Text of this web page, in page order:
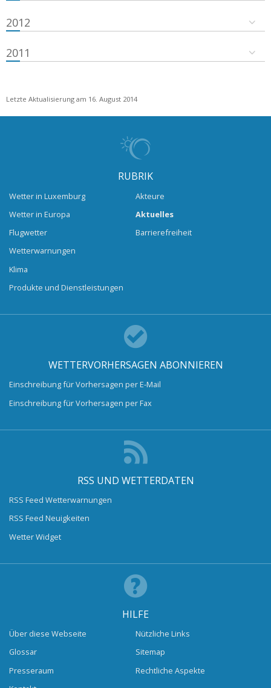
2012
2011
Letzte Aktualisierung am 16. August 2014
RUBRIK
Wetter in Luxemburg
Wetter in Europa
Flugwetter
Wetterwarnungen
Klima
Produkte und Dienstleistungen
Akteure
Aktuelles
Barrierefreiheit
WETTERVORHERSAGEN ABONNIEREN
Einschreibung für Vorhersagen per E-Mail
Einschreibung für Vorhersagen per Fax
RSS UND WETTERDATEN
RSS Feed Wetterwarnungen
RSS Feed Neuigkeiten
Wetter Widget
HILFE
Über diese Webseite
Glossar
Presseraum
Nützliche Links
Sitemap
Rechtliche Aspekte